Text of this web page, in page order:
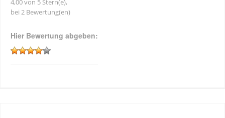
4,00 von 5 Stern(e),
bei 2 Bewertung(en)
Hier Bewertung abgeben: